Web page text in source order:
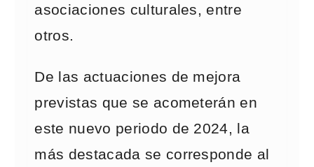
asociaciones culturales, entre
otros.
De las actuaciones de mejora
previstas que se acometerán en
este nuevo periodo de 2024, la
más destacada se corresponde al